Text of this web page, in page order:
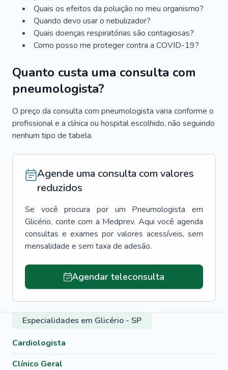
Quais os efeitos da poluição no meu organismo?
Quando devo usar o nebulizador?
Quais doenças respiratórias são contagiosas?
Como posso me proteger contra a COVID-19?
Quanto custa uma consulta com
pneumologista?
O preço da consulta com pneumologista varia conforme o
profissional e a clínica ou hospital escolhido, não seguindo
nenhum tipo de tabela.
Agende uma consulta com valores
reduzidos
Se você procura por um Pneumologista
em
Glicério, conte com a Medprev. Aqui você agenda
consultas e exames por valores acessíveis, sem
mensalidade e sem taxa de adesão.
Agendar teleconsulta
Especialidades em Glicério - SP
Cardiologista
Clínico Geral